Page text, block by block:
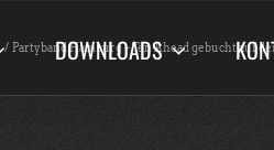
DOWNLOADS
Partyband Hamburg – Ten Ahead gebucht auf